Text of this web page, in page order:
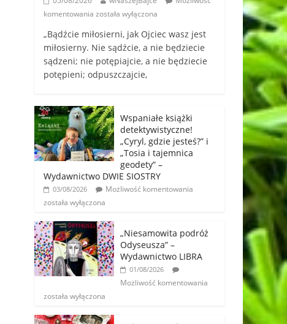
komentowania została wyłączona
„Bądźcie miłosierni, jak Ojciec wasz jest
miłosierny. Nie sądźcie, a nie będziecie
sądzeni; nie potępiajcie, a nie będziecie
potępieni; odpuszczajcie,
Wspaniałe książki
detektywistyczne!
„Cyryl, gdzie jesteś?” i
„Tosia i tajemnica
geodety” –
Wydawnictwo DWIE SIOSTRY
03/08/2026
Możliwość komentowania
została wyłączona
„Niesamowita podróż
Odyseusza” –
Wydawnictwo LIBRA
01/08/2026
Możliwość komentowania
została wyłączona